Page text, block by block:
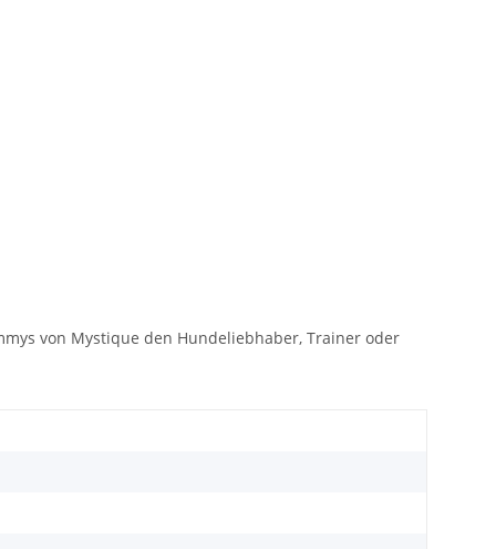
von Mystique den Hundeliebhaber, Trainer oder